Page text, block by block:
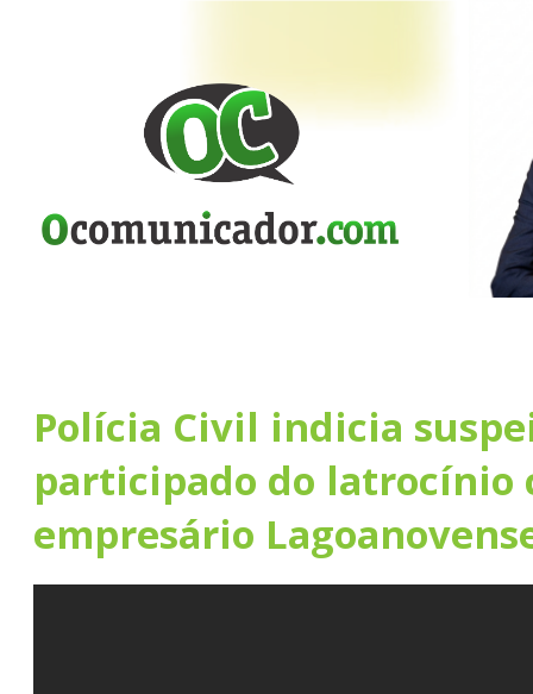
Polícia Civil indicia
participado do latrocínio
empresário